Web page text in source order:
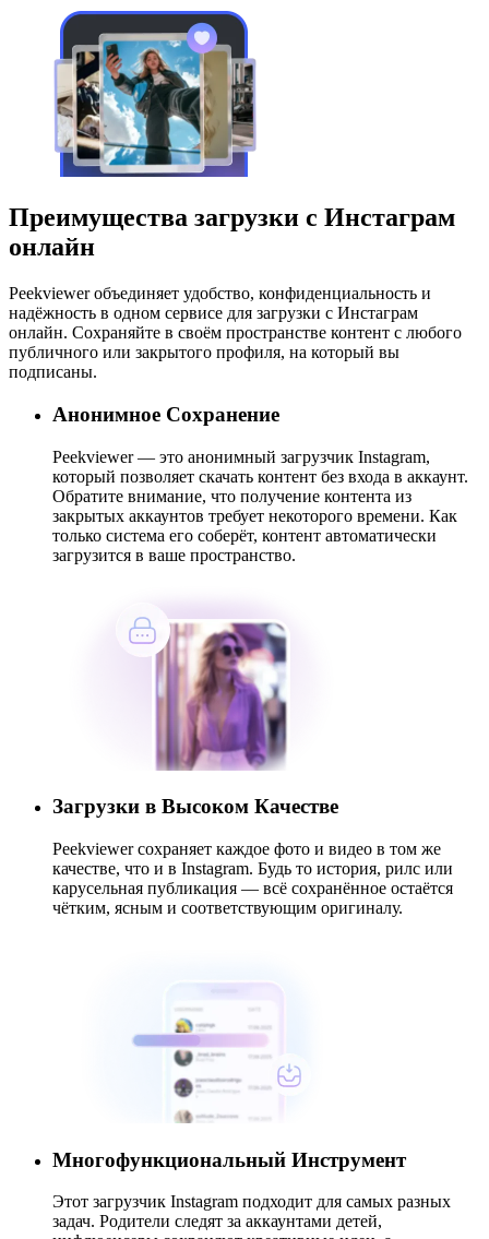
Преимущества загрузки с Инстаграм
онлайн
Peekviewer объединяет удобство, конфиденциальность и
надёжность в одном сервисе для загрузки с Инстаграм
онлайн. Сохраняйте в своём пространстве контент с любого
публичного или закрытого профиля, на который вы
подписаны.
Анонимное Сохранение
Peekviewer — это анонимный загрузчик Instagram,
который позволяет скачать контент без входа в аккаунт.
Обратите внимание, что получение контента из
закрытых аккаунтов требует некоторого времени. Как
только система его соберёт, контент автоматически
загрузится в ваше пространство.
Загрузки в Высоком Качестве
Peekviewer сохраняет каждое фото и видео в том же
качестве, что и в Instagram. Будь то история, рилс или
карусельная публикация — всё сохранённое остаётся
чётким, ясным и соответствующим оригиналу.
Многофункциональный Инструмент
Этот загрузчик Instagram подходит для самых разных
задач. Родители следят за аккаунтами детей,